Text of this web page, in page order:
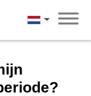
Nederlands